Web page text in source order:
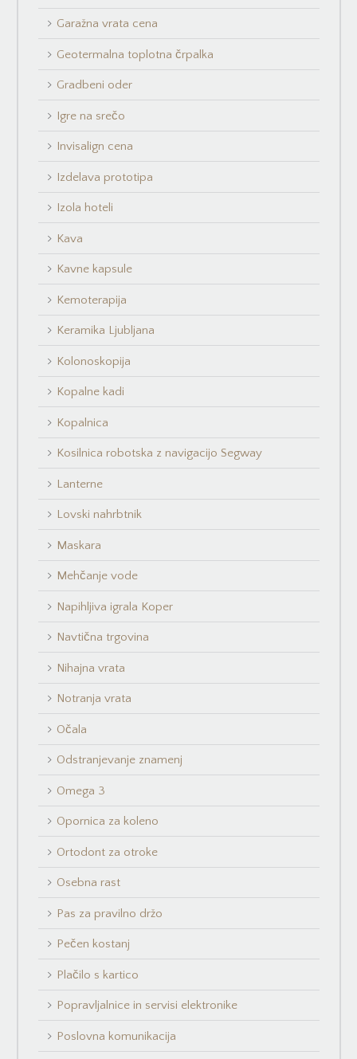
Garažna vrata cena
Geotermalna toplotna črpalka
Gradbeni oder
Igre na srečo
Invisalign cena
Izdelava prototipa
Izola hoteli
Kava
Kavne kapsule
Kemoterapija
Keramika Ljubljana
Kolonoskopija
Kopalne kadi
Kopalnica
Kosilnica robotska z navigacijo Segway
Lanterne
Lovski nahrbtnik
Maskara
Mehčanje vode
Napihljiva igrala Koper
Navtična trgovina
Nihajna vrata
Notranja vrata
Očala
Odstranjevanje znamenj
Omega 3
Opornica za koleno
Ortodont za otroke
Osebna rast
Pas za pravilno držo
Pečen kostanj
Plačilo s kartico
Popravljalnice in servisi elektronike
Poslovna komunikacija